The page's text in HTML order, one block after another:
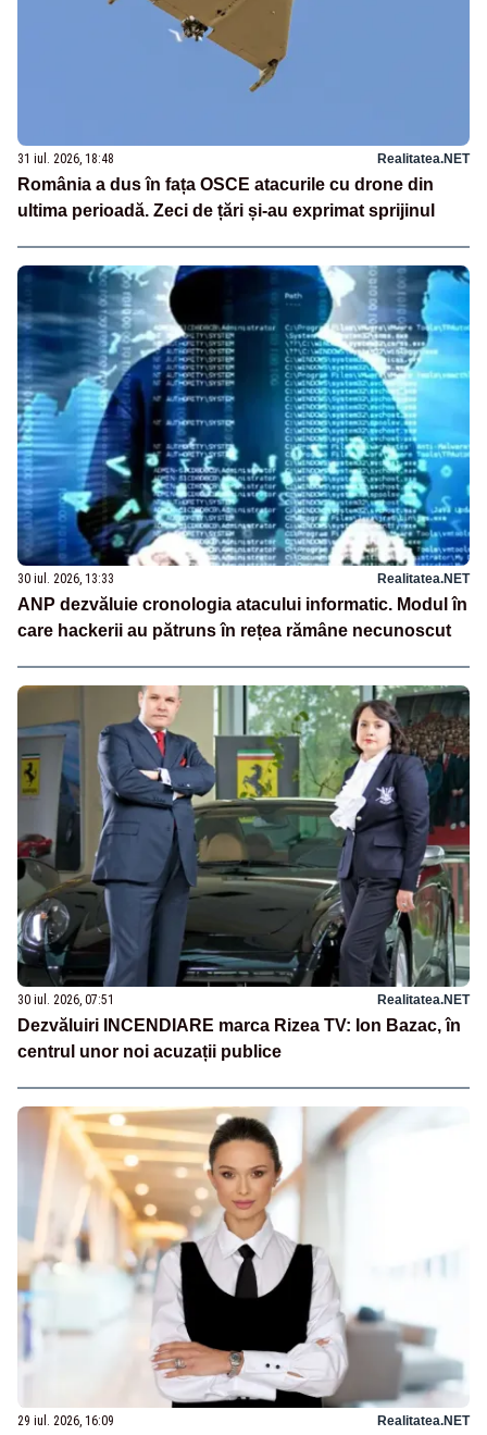
31 iul. 2026, 18:48 Realitatea.NET
România a dus în fața OSCE atacurile cu drone din
ultima perioadă. Zeci de țări și-au exprimat sprijinul
30 iul. 2026, 13:33 Realitatea.NET
ANP dezvăluie cronologia atacului informatic. Modul în
care hackerii au pătruns în rețea rămâne necunoscut
30 iul. 2026, 07:51 Realitatea.NET
Dezvăluiri INCENDIARE marca Rizea TV: Ion Bazac, în
centrul unor noi acuzații publice
29 iul. 2026, 16:09 Realitatea.NET